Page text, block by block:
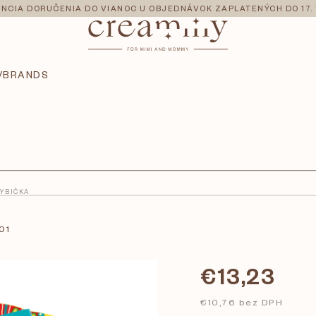
DORUČENIA DO VIANOC U OBJEDNÁVOK ZAPLATENÝCH DO 17.
BRANDS
€13,23
€10,76 bez DPH